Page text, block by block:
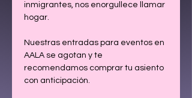
inmigrantes, nos enorgullece llamar
hogar.
Nuestras entradas para eventos en
AALA se agotan y te
recomendamos comprar tu asiento
con anticipación.